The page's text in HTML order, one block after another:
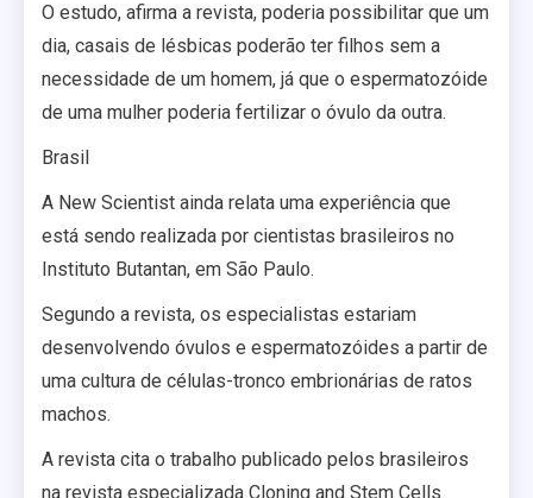
O estudo, afirma a revista, poderia possibilitar que um
dia, casais de lésbicas poderão ter filhos sem a
necessidade de um homem, já que o espermatozóide
de uma mulher poderia fertilizar o óvulo da outra.
Brasil
A New Scientist ainda relata uma experiência que
está sendo realizada por cientistas brasileiros no
Instituto Butantan, em São Paulo.
Segundo a revista, os especialistas estariam
desenvolvendo óvulos e espermatozóides a partir de
uma cultura de células-tronco embrionárias de ratos
machos.
A revista cita o trabalho publicado pelos brasileiros
na revista especializada Cloning and Stem Cells